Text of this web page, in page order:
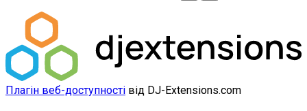
Плагін веб-доступності від DJ-Extensions.com